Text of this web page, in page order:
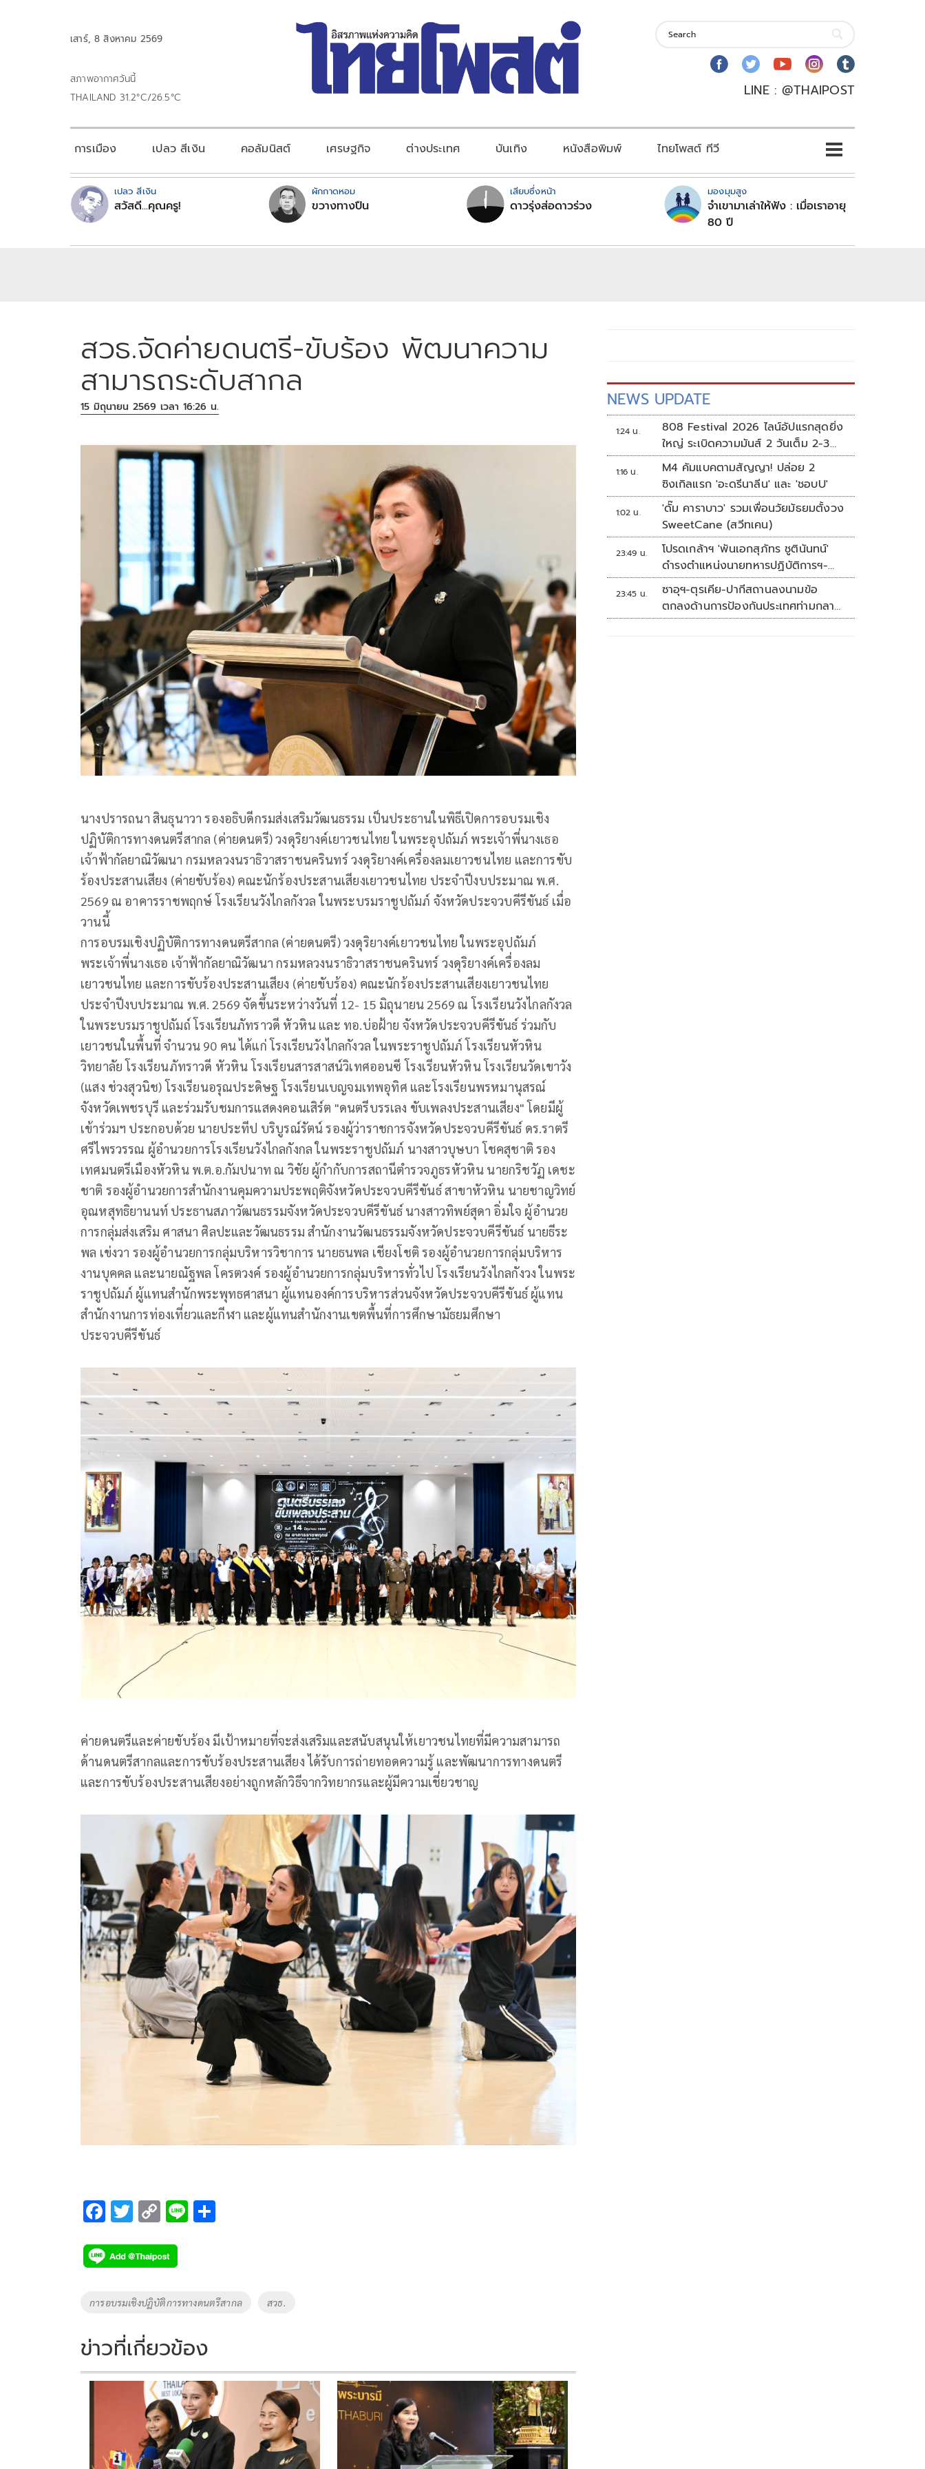
เสาร์, 8 สิงหาคม 2569
สภาพอากาศวันนี้
THAILAND 31.2°C/26.5°C
LINE : @THAIPOST
การเมือง เปลว สีเงิน คอลัมนิสต์ เศรษฐกิจ ต่างประเทศ บันเทิง หนังสือพิมพ์ ไทยโพสต์ ทีวี
เปลว สีเงิน
สวัสดี...คุณครู!
ผักกาดหอม
ขวางทางปืน
เสียบซึ่งหน้า
ดาวรุ่งส่อดาวร่วง
มองมุมสูง
จำเขามาเล่าให้ฟัง : เมื่อเราอายุ
80 ปี
สวธ.จัดค่ายดนตรี-ขับร้อง พัฒนาความ
สามารถระดับสากล
15 มิถุนายน 2569 เวลา 16:26 น.
นางปรารถนา สินธุนาวา รองอธิบดีกรมส่งเสริมวัฒนธรรม เป็นประธานในพิธีเปิดการอบรมเชิง
ปฏิบัติการทางดนตรีสากล (ค่ายดนตรี) วงดุริยางค์เยาวชนไทย ในพระอุปถัมภ์ พระเจ้าพี่นางเธอ
เจ้าฟ้ากัลยาณิวัฒนา กรมหลวงนราธิวาสราชนครินทร์ วงดุริยางค์เครื่องลมเยาวชนไทย และการขับ
ร้องประสานเสียง (ค่ายขับร้อง) คณะนักร้องประสานเสียงเยาวชนไทย ประจำปีงบประมาณ พ.ศ.
2569 ณ อาคารราชพฤกษ์ โรงเรียนวังไกลกังวล ในพระบรมราชูปถัมภ์ จังหวัดประจวบคีรีขันธ์ เมื่อ
วานนี้
การอบรมเชิงปฏิบัติการทางดนตรีสากล (ค่ายดนตรี) วงดุริยางค์เยาวชนไทย ในพระอุปถัมภ์
พระเจ้าพี่นางเธอ เจ้าฟ้ากัลยาณิวัฒนา กรมหลวงนราธิวาสราชนครินทร์ วงดุริยางค์เครื่องลม
เยาวชนไทย และการขับร้องประสานเสียง (ค่ายขับร้อง) คณะนักร้องประสานเสียงเยาวชนไทย
ประจำปีงบประมาณ พ.ศ. 2569 จัดขึ้นระหว่างวันที่ 12- 15 มิถุนายน 2569 ณ โรงเรียนวังไกลกังวล
ในพระบรมราชูปถัมถ์ โรงเรียนภัทราวดี หัวหิน และ ทอ.บ่อฝ้าย จังหวัดประจวบคีรีขันธ์ ร่วมกับ
เยาวชนในพื้นที่ จำนวน 90 คน ได้แก่ โรงเรียนวังไกลกังวล ในพระราชูปถัมภ์ โรงเรียนหัวหิน
วิทยาลัย โรงเรียนภัทราวดี หัวหิน โรงเรียนสารสาสน์วิเทศออนซี โรงเรียนหัวหิน โรงเรียนวัดเขาวัง
(แสง ช่วงสุวนิช) โรงเรียนอรุณประดิษฐ โรงเรียนเบญจมเทพอุทิศ และโรงเรียนพรหมานุสรณ์
จังหวัดเพชรบุรี และร่วมรับชมการแสดงคอนเสิร์ต "ดนตรีบรรเลง ขับเพลงประสานเสียง" โดยมีผู้
เข้าร่วมฯ ประกอบด้วย นายประทีป บริบูรณ์รัตน์ รองผู้ว่าราชการจังหวัดประจวบคีรีขันธ์ ดร.ราตรี
ศรีไพรวรรณ ผู้อำนวยการโรงเรียนวังไกลกังกล ในพระราชูปถัมภ์ นางสาวบุษบา โชคสุชาติ รอง
เทศมนตรีเมืองหัวหิน พ.ต.อ.กัมปนาท ณ วิชัย ผู้กำกับการสถานีตำรวจภูธรหัวหิน นายกริชวัฏ เดชะ
ชาติ รองผู้อำนวยการสำนักงานคุมความประพฤติจังหวัดประจวบคีรีขันธ์ สาขาหัวหิน นายชาญวิทย์
อุณหสุทธิยานนท์ ประธานสภาวัฒนธรรมจังหวัดประจวบคีรีขันธ์ นางสาวทิพย์สุดา อิ่มใจ ผู้อำนวย
การกลุ่มส่งเสริม ศาสนา ศิลปะและวัฒนธรรม สำนักงานวัฒนธรรมจังหวัดประจวบคีรีขันธ์ นายธีระ
พล เข่งวา รองผู้อำนวยการกลุ่มบริหารวิชาการ นายธนพล เชียงโชติ รองผู้อำนวยการกลุ่มบริหาร
งานบุคคล และนายณัฐพล โครตวงค์ รองผู้อำนวยการกลุ่มบริหารทั่วไป โรงเรียนวังไกลกังวง ในพระ
ราชูปถัมภ์ ผู้แทนสำนักพระพุทธศาสนา ผู้แทนองค์การบริหารส่วนจังหวัดประจวบคีรีขันธ์ ผู้แทน
สำนักงานการท่องเที่ยวและกีฬา และผู้แทนสำนักงานเขตพื้นที่การศึกษามัธยมศึกษา
ประจวบคีรีขันธ์
ค่ายดนตรีและค่ายขับร้อง มีเป้าหมายที่จะส่งเสริมและสนับสนุนให้เยาวชนไทยที่มีความสามารถ
ด้านดนตรีสากลและการขับร้องประสานเสียง ได้รับการถ่ายทอดความรู้ และพัฒนาการทางดนตรี
และการขับร้องประสานเสียงอย่างถูกหลักวิธีจากวิทยากรและผู้มีความเชี่ยวชาญ
F
e
b
o
k
T
tt
er
C
p
y
Li
k
Li
Tags
การอบรมเชิงปฏิบัติการทางดนตรีสากล สวธ.
ข่าวที่เกี่ยวข้อง
NEWS UPDATE
1:24 น.
808 Festival 2026 ไลน์อัปแรกสุดยิ่ง
ใหญ่ ระเบิดความมันส์ 2 วันเต็ม 2-3
ต.ค.นี้
1:16 น.
M4 คัมแบคตามสัญญา! ปล่อย 2
ซิงเกิลแรก 'อะดรีนาลีน' และ 'ชอบU'
1:02 น.
'ดั๊ม คาราบาว' รวมเพื่อนวัยมัธยมตั้งวง
SweetCane (สวีทเคน)
23:49 น.
โปรดเกล้าฯ 'พันเอกสุภัทร ชูตินันทน์'
ดำรงตำแหน่งนายทหารปฏิบัติการฯ-
พระราชทานยศ 'พลตรี'
23:45 น.
ซาอุฯ-ตุรเคีย-ปากีสถานลงนามข้อ
ตกลงด้านการป้องกันประเทศท่ามกลาง
สงครามในภูมิภาค